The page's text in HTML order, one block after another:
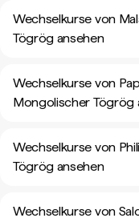
Wechselkurse von
Tögrög ansehen
Wechselkurse von
Mongolischer Tögrög
Wechselkurse von
Tögrög ansehen
Wechselkurse von